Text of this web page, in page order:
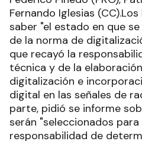
Fernando Iglesias
saber "el estado en que
de la norma de
que recayó la
técnica y de la
digitalización e
digital en las señales de
parte, pidió se informe
serán "seleccionados
responsabilidad de